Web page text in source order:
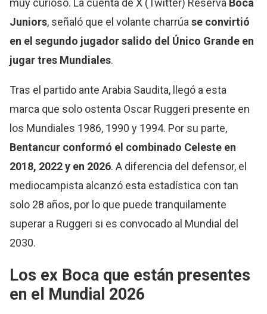
muy curioso. La cuenta de X (Twitter) Reserva Boca
Juniors, señaló que el volante charrúase convirtió
en el segundo jugador salido del Único Grande en
jugar tres Mundiales.
Tras el partido ante Arabia Saudita, llegó a esta
marca que solo ostenta Oscar Ruggeri presente en
los Mundiales 1986, 1990 y 1994. Por su parte,
Bentancur conformó el combinado Celeste en
2018, 2022 y en 2026. A diferencia del defensor, el
mediocampista alcanzó esta estadística con tan
solo 28 años, por lo que puede tranquilamente
superar a Ruggeri si es convocado al Mundial del
2030.
Los ex Boca que están presentes
en el Mundial 2026